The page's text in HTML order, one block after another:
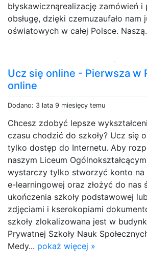
błyskawicznąrealizację zamówień i
obsługę, dzięki czemuzaufało
oświatowych w całej Polsce.
Ucz się online - Pierwsza w
online
Dodano: 3 lata 9 miesięcy temu
Chcesz zdobyć lepsze
czasu chodzić do szkoły? Ucz się
tylko dostęp do Internetu. Aby
naszym Liceum
wystarczy tylko stworzyć konto na
e-learningowej oraz złożyć do nas
ukończenia szkoły podstawowej
zdjęciami i kserokopiami
szkoły zlokalizowana jest w
Prywatnej Szkoły Nauk
Medy... pokaż więcej »